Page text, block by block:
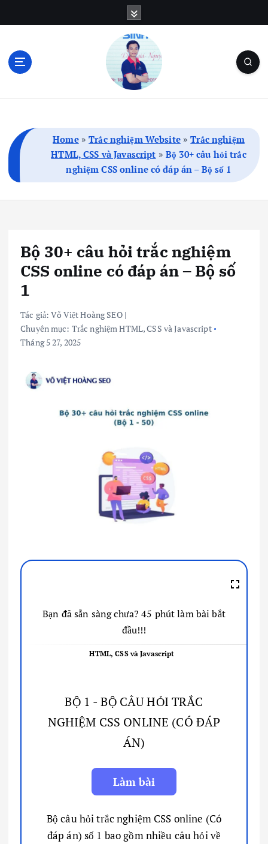
Home»Trắc nghiệm Website»Trắc nghiệm
HTML, CSS và Javascript » Bộ 30+ câu hỏi trắc
nghiệm CSS online có đáp án – Bộ số 1
Bộ 30+ câu hỏi trắc nghiệm
CSS online có đáp án – Bộ số
1
Tác giả:Võ Việt Hoàng SEO|
Chuyên mục: Trắc nghiệm HTML, CSS và Javascript
Tháng 5 27, 2025
Bạn đã sẵn sàng chưa? 45 phút làm bài bắt
đầu!!!
HTML, CSS và Javascript
BỘ 1 - BỘ CÂU HỎI TRẮC
NGHIỆM CSS ONLINE (CÓ ĐÁP
ÁN)
Bộ câu hỏi trắc nghiệm CSS online (Có
đáp án) số 1 bao gồm nhiều câu hỏi về